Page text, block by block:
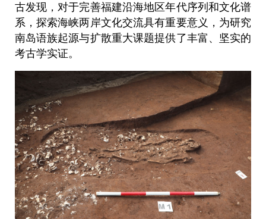
古发现，对于完善福建沿海地区年代序列和文化谱
系，探索海峡两岸文化交流具有重要意义，为研究
南岛语族起源与扩散重大课题提供了丰富、坚实的
考古学实证。